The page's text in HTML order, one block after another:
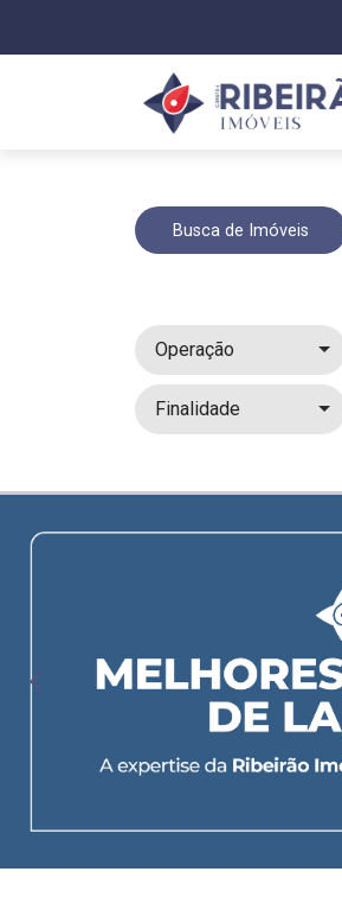
Busca de Imóveis
Operação
Finalidade